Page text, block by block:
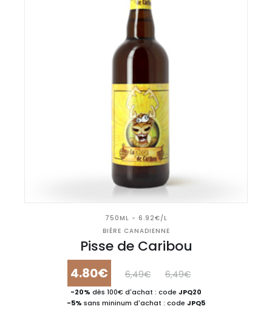
750ML - 6.92€/L
BIÈRE CANADIENNE
Pisse de Caribou
4.80€ 6,49€ 6,49€
-20% dès 100€ d'achat : code JPQ20
-5% sans mininum d'achat : code JPQ5